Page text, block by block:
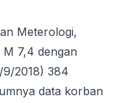
Meterologi,
M 7,4 dengan
2018) 384
data korban